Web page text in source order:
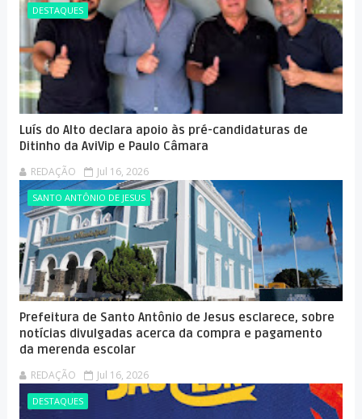
DESTAQUES
Luís do Alto declara apoio às pré-candidaturas de
Ditinho da AviVip e Paulo Câmara
REDAÇÃO Jul 16, 2026
SANTO ANTÔNIO DE JESUS
Prefeitura de Santo Antônio de Jesus esclarece, sobre
notícias divulgadas acerca da compra e pagamento
da merenda escolar
REDAÇÃO Jul 16, 2026
DESTAQUES